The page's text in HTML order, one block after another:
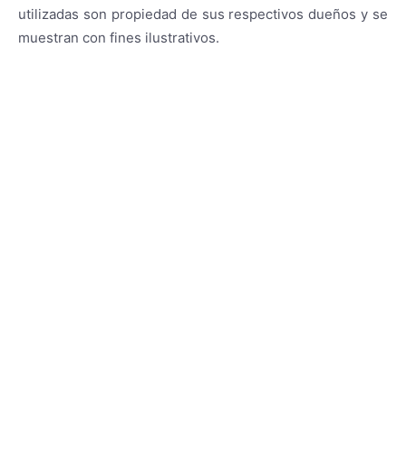
utilizadas son propiedad de sus respectivos dueños y se
muestran con fines ilustrativos.